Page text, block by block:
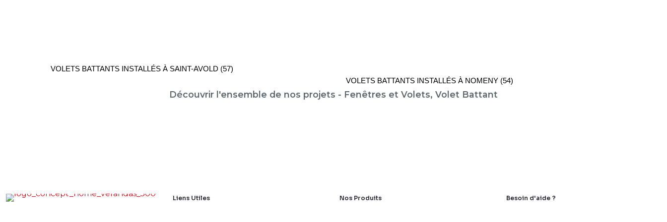
VOLETS BATTANTS INSTALLÉS À SAINT-AVOLD (57)
VOLETS BATTANTS INSTALLÉS À NOMENY (54)
Découvrir l'ensemble de nos projets - Fenêtres et Volets, Volet Battant
Liens Utiles Nos Produits Besoin d'aide ?